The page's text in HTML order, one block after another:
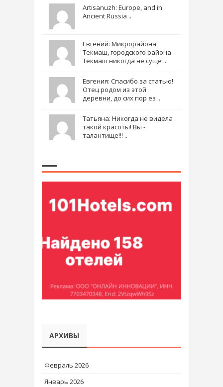
Artisanuzh: Europe, and in
Ancient Russia ..
Евгений: Микрорайона
Текмаш, городского района
Текмаш никогда не суще ..
Евгения: Спасибо за статью!
Отец родом из этой
деревни, до сих пор ез ..
Татьяна: Никогда не видела
такой красоты! Вы -
талантище!!! ..
АРХИВЫ
Февраль 2026
Январь 2026